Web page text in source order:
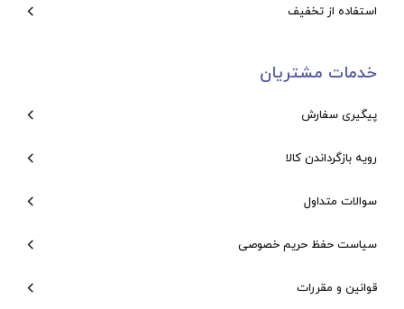
استفاده از تخفیف
خدمات مشتریان
پیگیری سفارش
رویه بازگرداندن کالا
سوالات متداول
سیاست حفظ حریم خصوصی
قوانین و مقررات